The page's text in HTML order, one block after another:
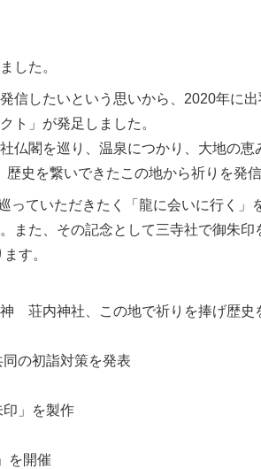
した。
信したいという思いから、2020年に
ト」が発足しました。
仏閣を巡り、温泉につかり、大地の
史を繋いできたこの地から祈りを発
っていただきたく「龍に会いに行く」
また、その記念として三寺社で御朱
す。
荘内神社、この地で祈りを捧げ歴史
の初詣対策を発表
」を製作
を開催